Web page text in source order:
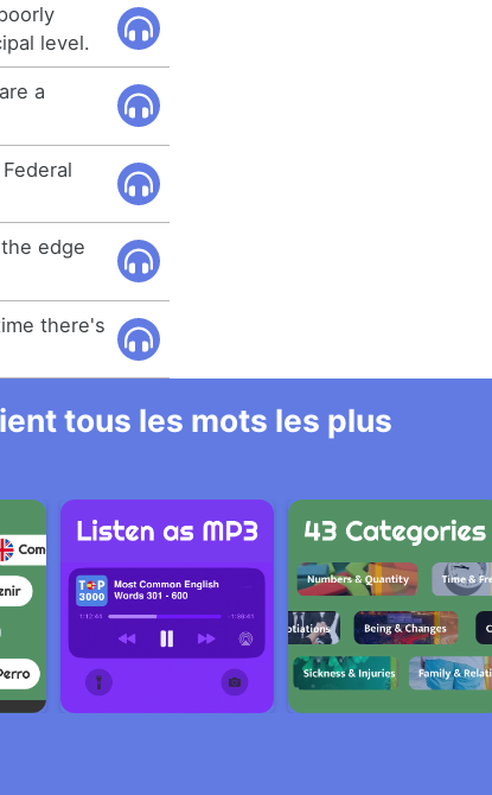
level.
a
edge
there's
tous les mots les plus